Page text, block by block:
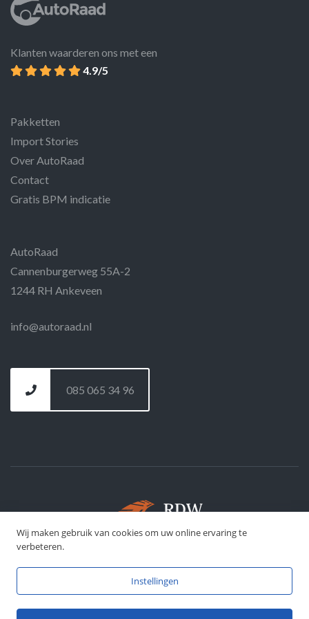
Klanten waarderen ons met een
4.9/5
Pakketten
Import Stories
Over AutoRaad
Contact
Gratis BPM indicatie
AutoRaad
Cannenburgerweg 55A-2
1244 RH Ankeveen
info@autoraad.nl
085 065 34 96
Wij maken gebruik van cookies om uw online ervaring te
verbeteren.
Instellingen